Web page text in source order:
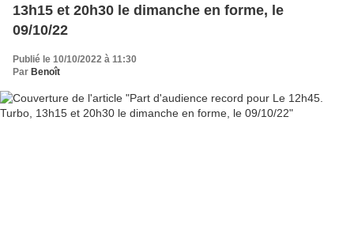
13h15 et 20h30 le dimanche en forme, le
09/10/22
Publié le 10/10/2022 à 11:30
Par Benoît